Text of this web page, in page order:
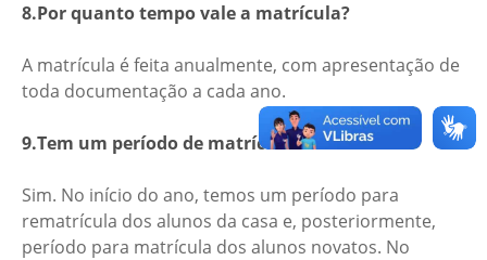
8.Por quanto tempo vale a matrícula?
A matrícula é feita anualmente, com apresentação de
toda documentação a cada ano.
9.Tem um período de matrículas?
Sim. No início do ano, temos um período para
rematrícula dos alunos da casa e, posteriormente,
período para matrícula dos alunos novatos. No